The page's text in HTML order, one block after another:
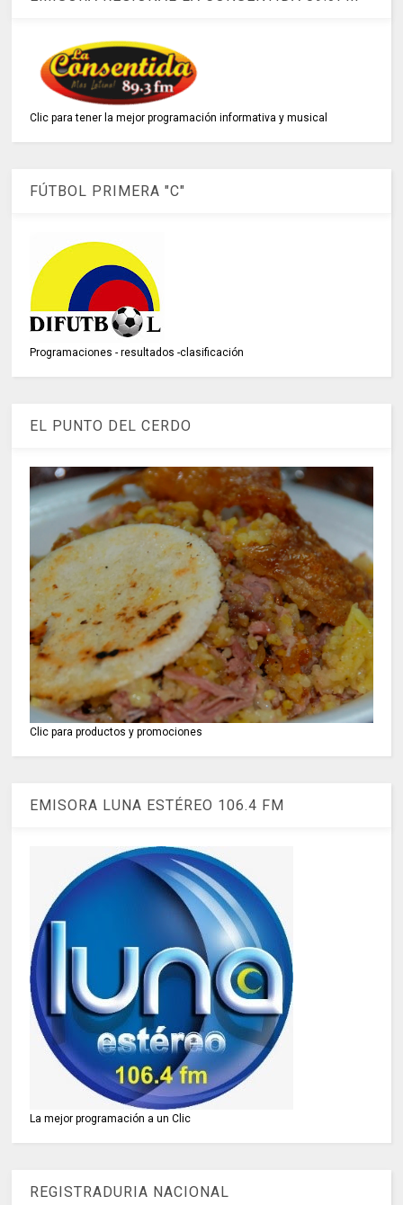
Clic para tener la mejor programación informativa y musical
FÚTBOL PRIMERA "C"
Programaciones - resultados -clasificación
EL PUNTO DEL CERDO
Clic para productos y promociones
EMISORA LUNA ESTÉREO 106.4 FM
La mejor programación a un Clic
REGISTRADURIA NACIONAL